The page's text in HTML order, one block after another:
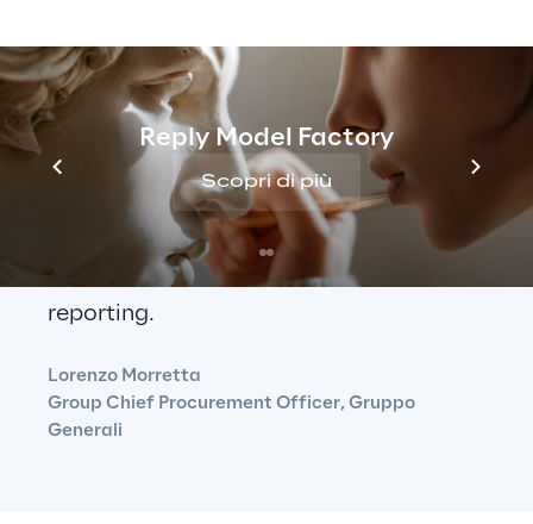
Reply Model Factory
Scopri di più
mercato ci hanno spinto a realizzare
una piattaforma che ci permettesse di
recuperare il maggior numero di dati
possibile in una modalità «plug’n’play»,
su cui poter operare per abilitare
l’automazione tramite RPA e BI
reporting.
Lorenzo Morretta
Group Chief Procurement Officer, Gruppo
Generali